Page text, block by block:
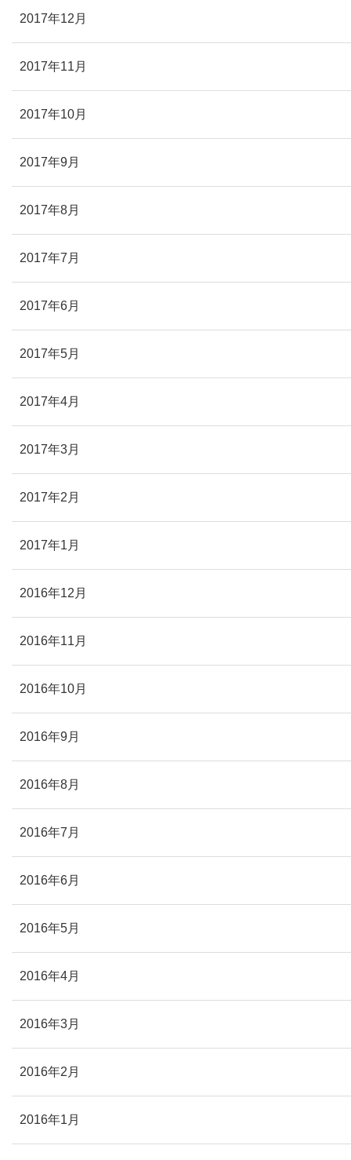
2017年12月
2017年11月
2017年10月
2017年9月
2017年8月
2017年7月
2017年6月
2017年5月
2017年4月
2017年3月
2017年2月
2017年1月
2016年12月
2016年11月
2016年10月
2016年9月
2016年8月
2016年7月
2016年6月
2016年5月
2016年4月
2016年3月
2016年2月
2016年1月